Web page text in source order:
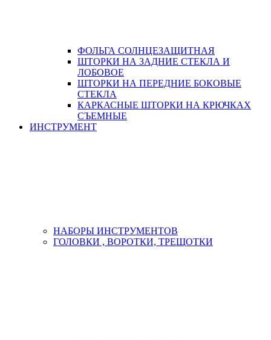
ФОЛЬГА СОЛНЦЕЗАЩИТНАЯ
ШТОРКИ НА ЗАДНИЕ СТЕКЛА И
ЛОБОВОЕ
ШТОРКИ НА ПЕРЕДНИЕ БОКОВЫЕ
СТЕКЛА
КАРКАСНЫЕ ШТОРКИ НА КРЮЧКАХ
СЪЕМНЫЕ
ИНСТРУМЕНТ
НАБОРЫ ИНСТРУМЕНТОВ
ГОЛОВКИ , ВОРОТКИ, ТРЕЩОТКИ